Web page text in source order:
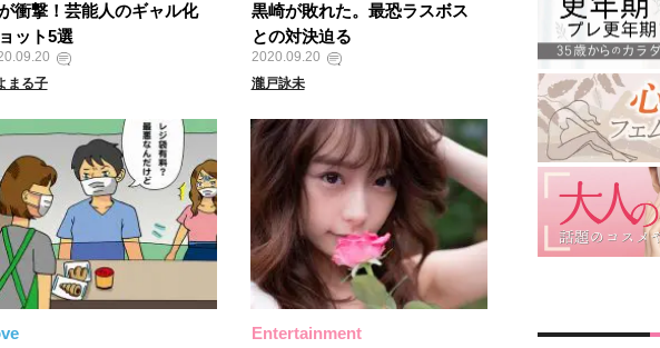
衝撃！芸能人のギャル化
ット5選
まる子
黒崎が敗れた。最恐ラスボス
との対決迫る
2020.09.20
瀧戸詠未
Entertainment